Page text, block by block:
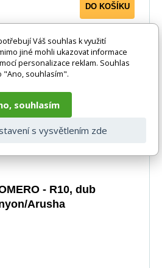
DO KOŠÍKU
-18%
- R10, dub
Arusha
Váš souhlas k využití
jiné mohli ukazovat informace
personalizace reklam. Souhlas
"Ano, souhlasím".
souhlasím
s vysvětlením zde